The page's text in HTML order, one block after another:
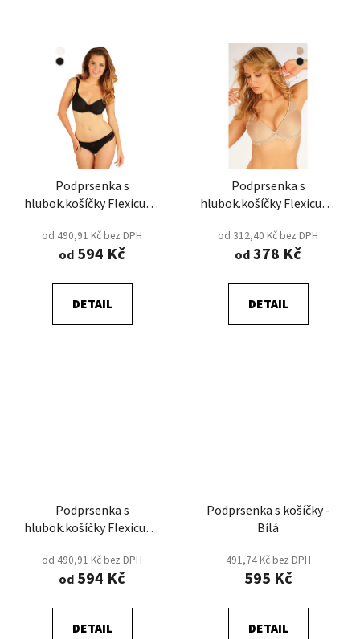
Podprsenka s
hlubok.košíčky Flexicup -
od 490,91 Kč bez DPH
od 594 Kč
DETAIL
Podprsenka s
hlubok.košíčky Flexicup -
od 312,40 Kč bez DPH
od378 Kč
DETAIL
Podprsenka s
hlubok.košíčky Flexicup -
od 490,91 Kč bez DPH
od 594 Kč
DETAIL
Podprsenka s košíčky -
Bílá
491,74 Kč bez DPH
595 Kč
DETAIL